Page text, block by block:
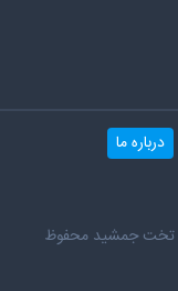
درباره ما
تخت جمشید محفوظ